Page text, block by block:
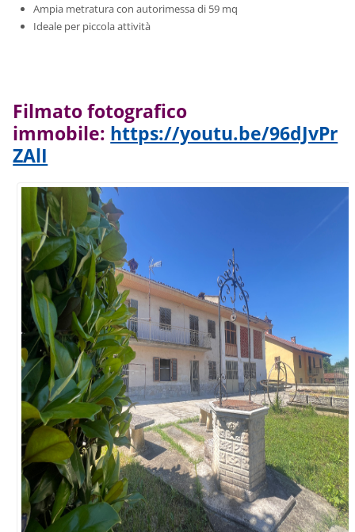
Ampia metratura con autorimessa di 59 mq
Ideale per piccola attività
Filmato fotografico
immobile: https://youtu.be/96dJvPr
ZAlI